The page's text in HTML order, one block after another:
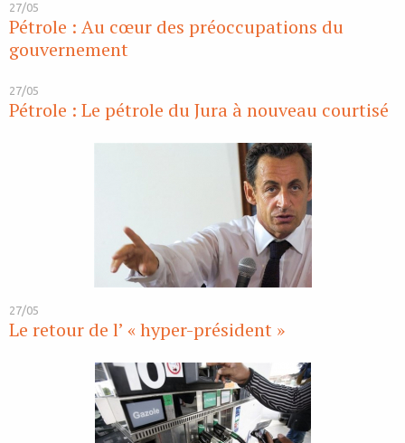
27/05
Pétrole : Au cœur des préoccupations du
gouvernement
27/05
Pétrole : Le pétrole du Jura à nouveau courtisé
27/05
Le retour de l’ « hyper-président »